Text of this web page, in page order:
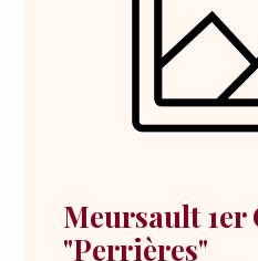
Meursault 1er
"Perrières"